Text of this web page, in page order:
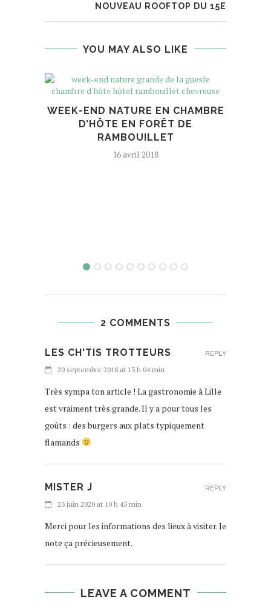
NOUVEAU ROOFTOP DU 15E
YOU MAY ALSO LIKE
WEEK-END NATURE EN CHAMBRE
D’HÔTE EN FORÊT DE
RAMBOUILLET
16 avril 2018
2 COMMENTS
LES CH'TIS TROTTEURS
20 septembre 2018 at 13 h 04 min
Très sympa ton article ! La gastronomie à Lille
est vraiment très grande. Il y a pour tous les
goûts : des burgers aux plats typiquement
flamands
REPLY
MISTER J
23 juin 2020 at 10 h 45 min
Merci pour les informations des lieux à visiter. Je
note ça précieusement.
REPLY
LEAVE A COMMENT